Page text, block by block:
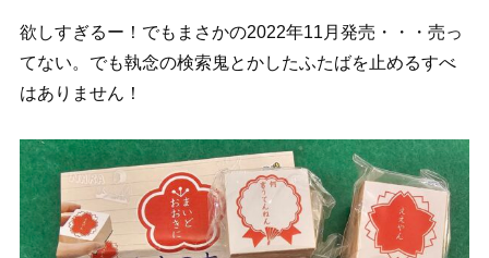
欲しすぎるー！でもまさかの2022年11月発売・・・売っ
てない。でも執念の検索鬼とかしたふたばを止めるすべ
はありません！